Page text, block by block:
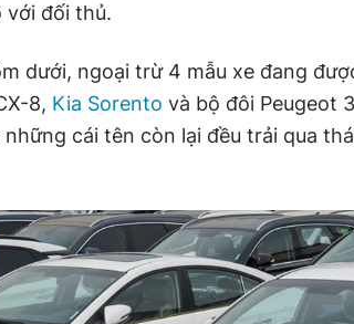
với đối thủ.
dưới, ngoại trừ 4 mẫu xe đang
8, Kia Sorento và bộ đôi Peugeot
cái tên còn lại đều trải qua